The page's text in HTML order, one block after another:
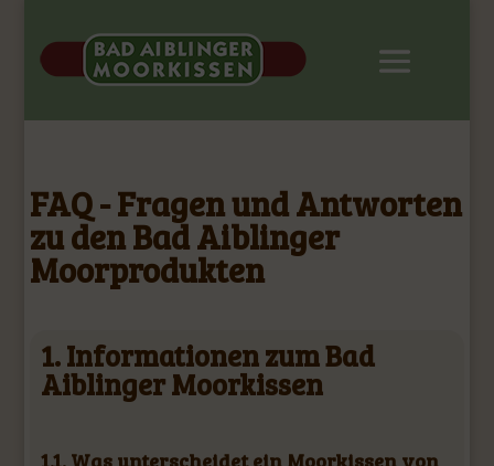
FAQ - Fragen und Antworten
zu den Bad Aiblinger
Moorprodukten
1. Informationen zum Bad
Aiblinger Moorkissen
1.1. Was unterscheidet ein Moorkissen von